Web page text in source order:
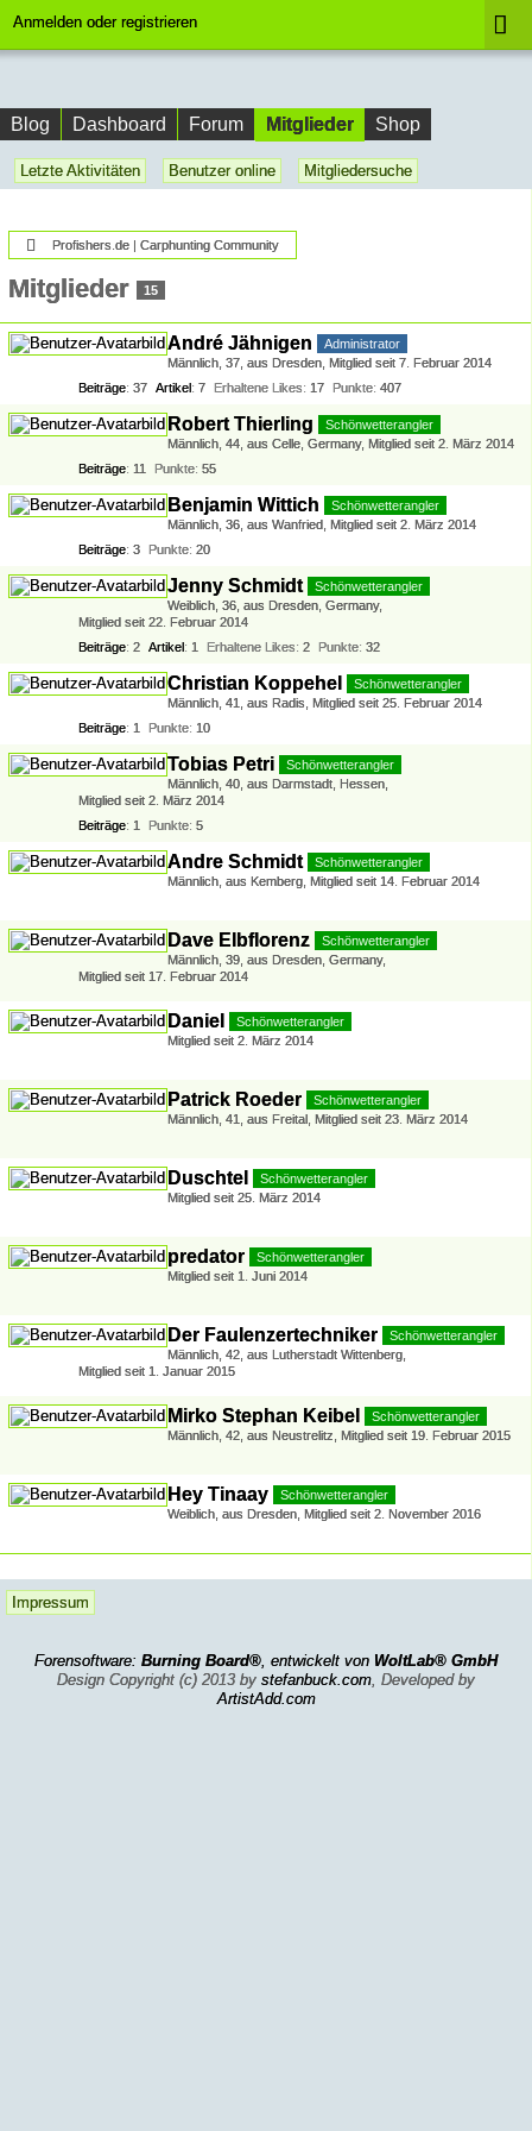
Anmelden oder registrieren
Blog Dashboard Forum Mitglieder Shop
Letzte Aktivitäten Benutzer online Mitgliedersuche
Profishers.de | Carphunting Community
Mitglieder 15
André Jähnigen
Administrator
Männlich 37 aus Dresden Mitglied seit 7. Februar 2014
Beiträge 37 Artikel 7 Erhaltene Likes 17 Punkte 407
Robert Thierling
Schönwetterangler
Männlich 44 aus Celle, Germany Mitglied seit 2. März 2014
Beiträge 11 Punkte 55
Benjamin Wittich
Schönwetterangler
Männlich 36 aus Wanfried Mitglied seit 2. März 2014
Beiträge 3 Punkte 20
Jenny Schmidt
Schönwetterangler
Weiblich 36 aus Dresden, Germany
Mitglied seit 22. Februar 2014
Beiträge 2 Artikel 1 Erhaltene Likes 2 Punkte 32
Christian Koppehel
Schönwetterangler
Männlich 41 aus Radis Mitglied seit 25. Februar 2014
Beiträge 1 Punkte 10
Tobias Petri
Schönwetterangler
Männlich 40 aus Darmstadt, Hessen
Mitglied seit 2. März 2014
Beiträge 1 Punkte 5
Andre Schmidt
Schönwetterangler
Männlich aus Kemberg Mitglied seit 14. Februar 2014
Dave Elbflorenz
Schönwetterangler
Männlich 39 aus Dresden, Germany
Mitglied seit 17. Februar 2014
Daniel
Schönwetterangler
Mitglied seit 2. März 2014
Patrick Roeder
Schönwetterangler
Männlich 41 aus Freital Mitglied seit 23. März 2014
Duschtel
Schönwetterangler
Mitglied seit 25. März 2014
predator
Schönwetterangler
Mitglied seit 1. Juni 2014
Der Faulenzertechniker
Schönwetterangler
Männlich 42 aus Lutherstadt Wittenberg
Mitglied seit 1. Januar 2015
Mirko Stephan Keibel
Schönwetterangler
Männlich 42 aus Neustrelitz Mitglied seit 19. Februar 2015
Hey Tinaay
Schönwetterangler
Weiblich aus Dresden Mitglied seit 2. November 2016
Impressum
Forensoftware: Burning Board®, entwickelt von WoltLab® GmbH
Design Copyright (c) 2013 by stefanbuck.com, Developed by
ArtistAdd.com